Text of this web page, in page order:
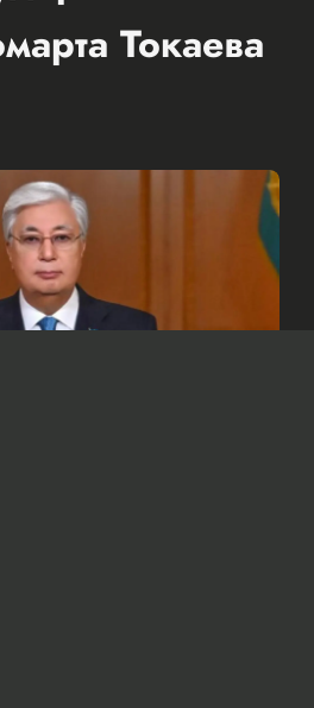
Токаева